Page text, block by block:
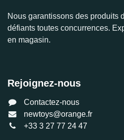
Nous garantissons des produits
défiants toutes concurrences.
en magasin.
Rejoignez-nous
Contactez-nous
newtoys@orange.fr
+33 3 27 77 24 47